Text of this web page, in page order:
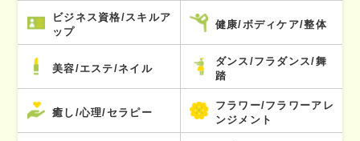
ビジネス資格/スキルア
ップ
健康/ボディケア/整体
美容/エステ/ネイル
ダンス/フラダンス/舞
踏
癒し/心理/セラピー
フラワー/フラワーアレ
ンジメント